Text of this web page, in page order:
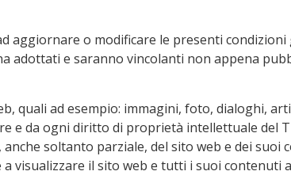
aggiornare o modificare le presenti
adottati e saranno vincolanti non appena
quali ad esempio: immagini, foto, dialoghi,
e da ogni diritto di proprietà intellettuale del
soltanto parziale, del sito web e dei
visualizzare il sito web e tutti i suoi